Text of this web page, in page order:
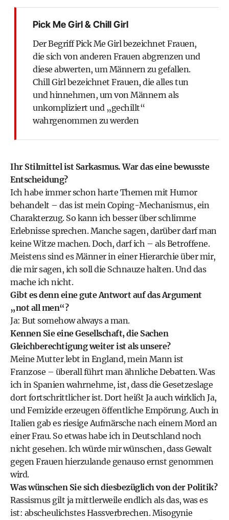
Pick Me Girl & Chill Girl
Der Begriff Pick Me Girl bezeichnet Frauen,
die sich von anderen Frauen abgrenzen und
diese abwerten, um Männern zu gefallen.
Chill Girl bezeichnet Frauen, die alles tun
und hinnehmen, um von Männern als
unkompliziert und „gechillt“
wahrgenommen zu werden
Ihr Stilmittel ist Sarkasmus. War das eine bewusste
Entscheidung?
Ich habe immer schon harte Themen mit Humor
behandelt – das ist mein Coping-Mechanismus, ein
Charakterzug. So kann ich besser über schlimme
Erlebnisse sprechen. Manche sagen, darüber darf man
keine Witze machen. Doch, darf ich – als Betroffene.
Meistens sind es Männer in einer Hierarchie über mir,
die mir sagen, ich soll die Schnauze halten. Und das
mache ich nicht.
Gibt es denn eine gute Antwort auf das Argument
„not all men“?
Ja: But somehow always a man.
Kennen Sie eine Gesellschaft, die Sachen
Gleichberechtigung weiter ist als unsere?
Meine Mutter lebt in England, mein Mann ist
Franzose – überall führt man ähnliche Debatten. Was
ich in Spanien wahrnehme, ist, dass die Gesetzeslage
dort fortschrittlicher ist. Dort heißt Ja auch wirklich Ja,
und Femizide erzeugen öffentliche Empörung. Auch in
Italien gab es riesige Aufmärsche nach einem Mord an
einer Frau. So etwas habe ich in Deutschland noch
nicht gesehen. Ich würde mir wünschen, dass Gewalt
gegen Frauen hierzulande genauso ernst genommen
wird.
Was wünschen Sie sich diesbezüglich von der Politik?
Rassismus gilt ja mittlerweile endlich als das, was es
ist: abscheulichstes Hassverbrechen. Misogynie